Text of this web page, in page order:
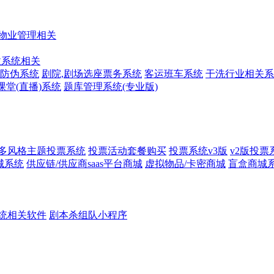
业管理相关
统相关
防伪系统 剧院,剧场选座票务系统 客运班车系统 干洗行业相关
堂(直播)系统 题库管理系统(专业版)
风格主题投票系统 投票活动套餐购买 投票系统v3版 v2版投票
系统 供应链/供应商saas平台商城 虚拟物品/卡密商城 盲盒商城
相关软件 剧本杀组队小程序